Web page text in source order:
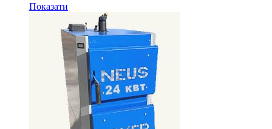
Показати